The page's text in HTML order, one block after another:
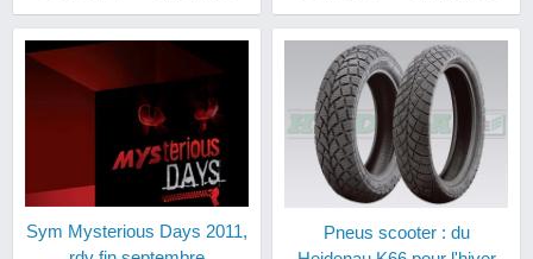
Sym Mysterious Days 2011,
Pneus scooter : du